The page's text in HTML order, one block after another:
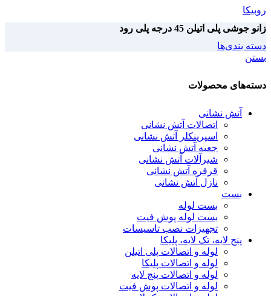
روبیکا
زانو جوشی پلی اتیلن 45 درجه پلی رود
دسته بندی‌ها
بستن
دسته‌های محصولات
آتش نشانی
اتصالات آتش نشانی
اسپرینکلر آتش نشانی
جعبه آتش نشانی
شیرآلات آتش نشانی
قرقره آتش نشانی
نازل آتش نشانی
بست
بست لوله
بست لوله پوش فیت
تجهیزات نصب تاسیسات
پنج لایه، تک لایه، پلیکا
لوله و اتصالات پلی اتیلن
لوله و اتصالات پلیکا
لوله و اتصالات پنج لایه
لوله و اتصالات پوش فیت